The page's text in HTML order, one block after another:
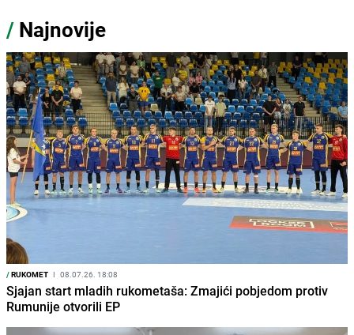
/ Najnovije
/RUKOMET I 08.07.26. 18:08
Sjajan start mladih rukometaša: Zmajići pobjedom protiv
Rumunije otvorili EP